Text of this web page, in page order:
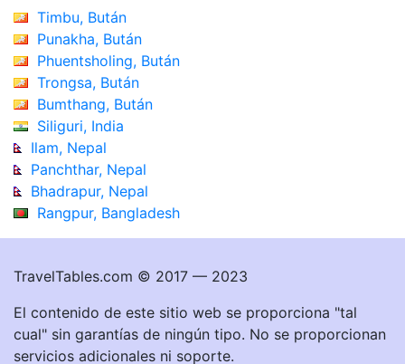
Timbu, Bután
Punakha, Bután
Phuentsholing, Bután
Trongsa, Bután
Bumthang, Bután
Siliguri, India
Ilam, Nepal
Panchthar, Nepal
Bhadrapur, Nepal
Rangpur, Bangladesh
TravelTables.com © 2017 — 2023
El contenido de este sitio web se proporciona "tal
cual" sin garantías de ningún tipo. No se proporcionan
servicios adicionales ni soporte.